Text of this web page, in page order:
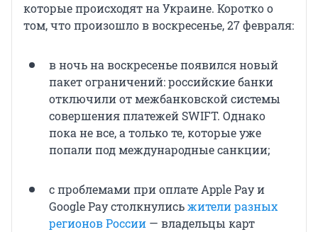
которые происходят на Украине. Коротко о
том, что произошло в воскресенье, 27 февраля:
в ночь на воскресенье появился новый
пакет ограничений: российские банки
отключили от межбанковской системы
совершения платежей SWIFT. Однако
пока не все, а только те, которые уже
попали под международные санкции;
с проблемами при оплате Apple Pay и
Google Pay столкнулисьжители разных
регионов России — владельцы карт